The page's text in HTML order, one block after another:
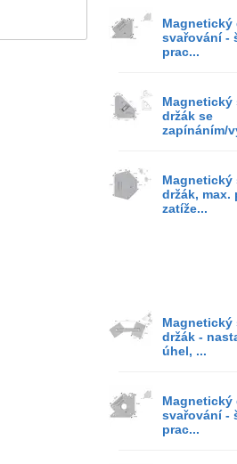
Magnetický
svařování -
prac...
Magnetický
držák se
zapínáním/
Magnetický
držák, max.
zatíže...
Magnetický
držák -
úhel, ...
Magnetický
svařování -
prac...